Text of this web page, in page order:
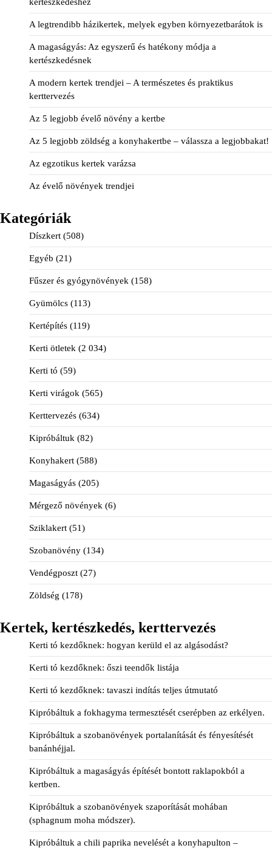
A legtrendibb házikertek, melyek egyben környezetbarátok is
A magaságyás: Az egyszerű és hatékony módja a
kertészkedésnek
A modern kertek trendjei – A természetes és praktikus
kerttervezés
Az 5 legjobb évelő növény a kertbe
Az 5 legjobb zöldség a konyhakertbe – válassza a legjobbakat!
Az egzotikus kertek varázsa
Az évelő növények trendjei
Kategóriák
Díszkert (508)
Egyéb (21)
Fűszer és gyógynövények (158)
Gyümölcs (113)
Kertépítés (119)
Kerti ötletek (2 034)
Kerti tó (59)
Kerti virágok (565)
Kerttervezés (634)
Kipróbáltuk (82)
Konyhakert (588)
Magaságyás (205)
Mérgező növények (6)
Sziklakert (51)
Szobanövény (134)
Vendégposzt (27)
Zöldség (178)
Kertek, kertészkedés, kerttervezés
Kerti tó kezdőknek: hogyan kerüld el az algásodást?
Kerti tó kezdőknek: őszi teendők listája
Kerti tó kezdőknek: tavaszi indítás teljes útmutató
Kipróbáltuk a fokhagyma termesztését cserépben az erkélyen.
Kipróbáltuk a szobanövények portalanítását és fényesítését
banánhéjjal.
Kipróbáltuk a magaságyás építését bontott raklapokból a
kertben.
Kipróbáltuk a szobanövények szaporítását mohában
(sphagnum moha módszer).
Kipróbáltuk a chili paprika nevelését a konyhapulton –